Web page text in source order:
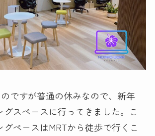
ですが普通の休みなので、新年
スペースに行ってきました。こ
グペースはMRTから徒歩で行くこ